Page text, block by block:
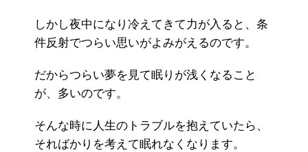
しかし夜中になり冷えてきて力が入ると、条
件反射でつらい思いがよみがえるのです。
だからつらい夢を見て眠りが浅くなること
が、多いのです。
そんな時に人生のトラブルを抱えていたら、
そればかりを考えて眠れなくなります。